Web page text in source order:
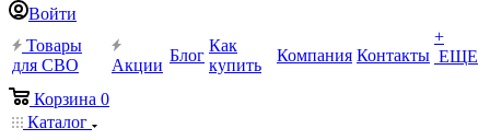
Войти
Товары
для СВО
Акции
Блог
Как
купить
Компания Контакты
+
ЕЩЕ
Корзина 0
Каталог